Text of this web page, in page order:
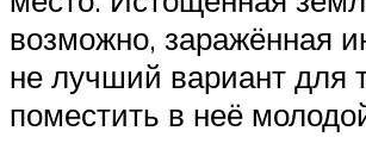
возможно, заражённая
не лучший вариант для
поместить в неё